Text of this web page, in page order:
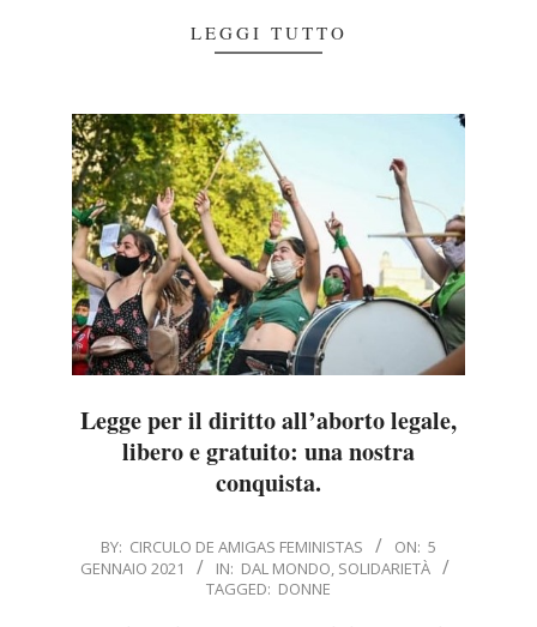
LEGGI TUTTO
Legge per il diritto all’aborto legale,
libero e gratuito: una nostra
conquista.
2021-
01-
BY: CIRCULO DE AMIGAS FEMINISTAS ON: 5
GENNAIO 2021
IN: DAL MONDO, SOLIDARIETÀ
TAGGED: DONNE